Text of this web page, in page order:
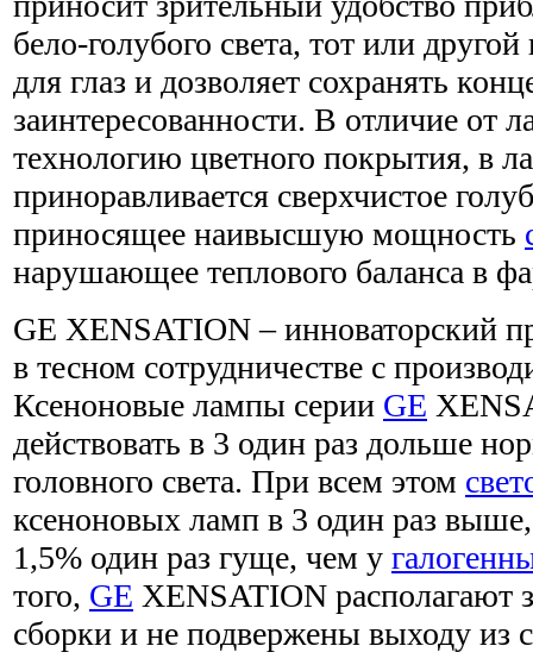
бело-голубого света, тот или
для глаз и дозволяет сохранять
заинтересованности. В отличие
технологию цветного покрытия, в
приноравливается сверхчистое
приносящее наивысшую мощность
нарушающее теплового баланса в
GE XENSATION – инноваторский
в тесном сотрудничестве с
Ксеноновые лампы серии GE
действовать в 3 один раз дольше
головного света. При всем этом
ксеноновых ламп в 3 один раз
1,5% один раз гуще, чем у
того, GE XENSATION располагают
сборки и не подвержены выходу из